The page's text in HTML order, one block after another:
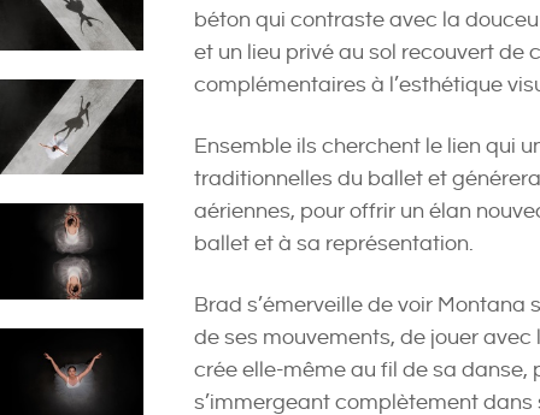
béton qui contraste avec la
et un lieu privé au sol recouvert de
complémentaires à l’esthétique
Ensemble ils cherchent le lien qui
traditionnelles du ballet et
aériennes, pour offrir un élan
ballet et à sa représentation.
Brad s’émerveille de voir
de ses mouvements, de jouer avec
crée elle-même au fil de sa danse,
s’immergeant complètement dans